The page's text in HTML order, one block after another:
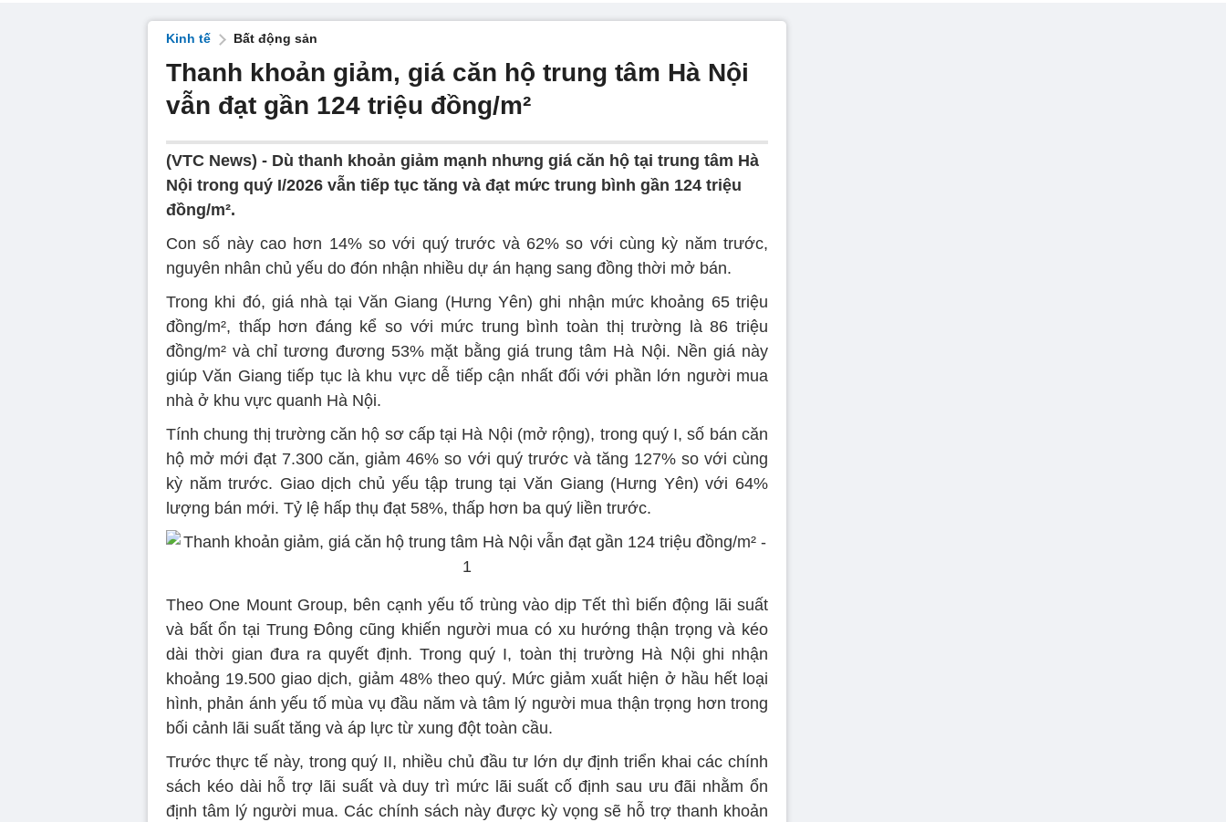
Kinh tế Bất động sản
Thanh khoản giảm, giá căn hộ trung tâm Hà Nội
vẫn đạt gần 124 triệu đồng/m²
(VTC News) - Dù thanh khoản giảm mạnh nhưng giá căn hộ tại trung tâm Hà
Nội trong quý I/2026 vẫn tiếp tục tăng và đạt mức trung bình gần 124 triệu
đồng/m².
Con số này cao hơn 14% so với quý trước và 62% so với cùng kỳ năm trước,
nguyên nhân chủ yếu do đón nhận nhiều dự án hạng sang đồng thời mở bán.
Trong khi đó, giá nhà tại Văn Giang (Hưng Yên) ghi nhận mức khoảng 65 triệu
đồng/m², thấp hơn đáng kể so với mức trung bình toàn thị trường là 86 triệu
đồng/m² và chỉ tương đương 53% mặt bằng giá trung tâm Hà Nội. Nền giá này
giúp Văn Giang tiếp tục là khu vực dễ tiếp cận nhất đối với phần lớn người mua
nhà ở khu vực quanh Hà Nội.
Tính chung thị trường căn hộ sơ cấp tại Hà Nội (mở rộng), trong quý I, số bán căn
hộ mở mới đạt 7.300 căn, giảm 46% so với quý trước và tăng 127% so với cùng
kỳ năm trước. Giao dịch chủ yếu tập trung tại Văn Giang (Hưng Yên) với 64%
lượng bán mới. Tỷ lệ hấp thụ đạt 58%, thấp hơn ba quý liền trước.
Theo One Mount Group, bên cạnh yếu tố trùng vào dịp Tết thì biến động lãi suất
và bất ổn tại Trung Đông cũng khiến người mua có xu hướng thận trọng và kéo
dài thời gian đưa ra quyết định. Trong quý I, toàn thị trường Hà Nội ghi nhận
khoảng 19.500 giao dịch, giảm 48% theo quý. Mức giảm xuất hiện ở hầu hết loại
hình, phản ánh yếu tố mùa vụ đầu năm và tâm lý người mua thận trọng hơn trong
bối cảnh lãi suất tăng và áp lực từ xung đột toàn cầu.
Trước thực tế này, trong quý II, nhiều chủ đầu tư lớn dự định triển khai các chính
sách kéo dài hỗ trợ lãi suất và duy trì mức lãi suất cố định sau ưu đãi nhằm ổn
định tâm lý người mua. Các chính sách này được kỳ vọng sẽ hỗ trợ thanh khoản